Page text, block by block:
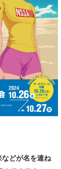
どが名を連ね